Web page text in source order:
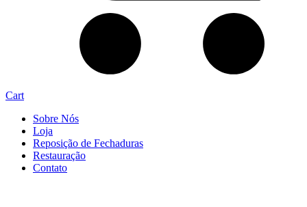
Cart
Sobre Nós
Loja
Reposição de Fechaduras
Restauração
Contato